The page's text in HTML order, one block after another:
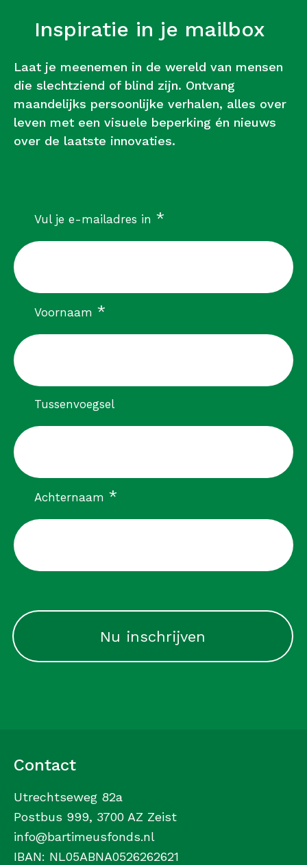
Inspiratie in je mailbox
Laat je meenemen in de wereld van mensen
die slechtziend of blind zijn. Ontvang
maandelijks persoonlijke verhalen, alles over
leven met een visuele beperking én nieuws
over de laatste innovaties.
Vul je e-mailadres in *verplicht
Voornaam *verplicht
Tussenvoegsel
Achternaam *verplicht
Contact
Utrechtseweg 82a
Postbus 999, 3700 AZ Zeist
info@bartimeusfonds.nl
IBAN: NL05ABNA0526262621